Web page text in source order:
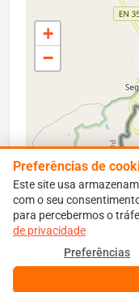
+
−
Perímetro vermelho:
propagação simulada
Preferências de
Este site usa
com o seu
para percebermos o
de privacidade
Preferências